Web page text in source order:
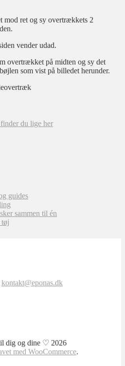
mod ret og sy overtrækkets 2
vender udad.
overtrækket på midten og sy det
som vist på billedet herunder.
du lige her
guides
sammen til én
kontakt@eponas.dk
dig og dine ♡ 2026
med WooCommerce.